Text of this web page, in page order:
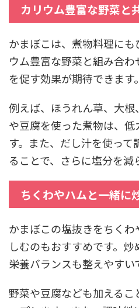
カリウム豊富な野菜と
かまぼこは、煮物料理にも
ウム豊富な野菜と組み合
を促す効果が期待できます。
例えば、ほうれん草、大
や豆腐を使った煮物は、
す。また、だし汁を使っ
ることで、さらに塩分を減
ちくわやハムと一緒に
かまぼこの塩抜きをちく
しむのもおすすめです。炒
栄養バランスも整えやすい
野菜や豆腐なども加える